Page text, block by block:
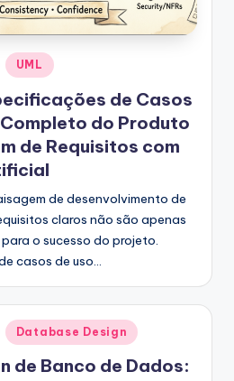
UML
de Casos
do Produto
de Requisitos com
de desenvolvimento de
claros não são apenas
o sucesso do projeto.
casos de uso…
Database Design
de Banco de Dados: